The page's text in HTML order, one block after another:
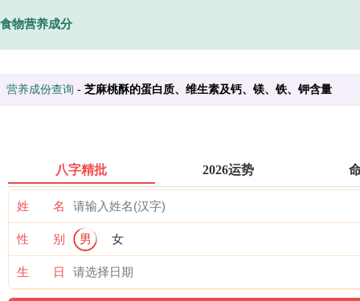
食物营养成分
营养成份查询 - 芝麻桃酥的蛋白质、维生素及钙、镁、铁、钾含量
八字精批 2026运势
姓 名
性 别 男 女
生 日